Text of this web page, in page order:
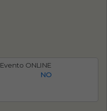
Evento ONLINE
NO